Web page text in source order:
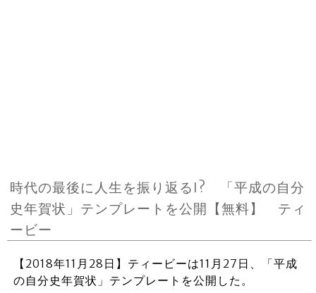
時代の最後に人生を振り返るI? 「平成の自分
史年賀状」テンプレートを公開【無料】 ティ
ービー
【2018年11月28日】ティービーは11月27日、「平成
の自分史年賀状」テンプレートを公開した。